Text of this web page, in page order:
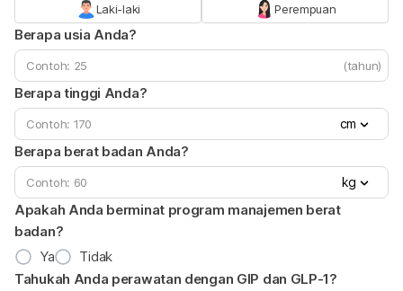
Laki-laki Perempuan
Berapa usia Anda?
(tahun)
Berapa tinggi Anda?
cm
Berapa berat badan Anda?
kg
Apakah Anda berminat program manajemen berat
badan?
Ya
Tidak
Tahukah Anda perawatan dengan GIP dan GLP-1?